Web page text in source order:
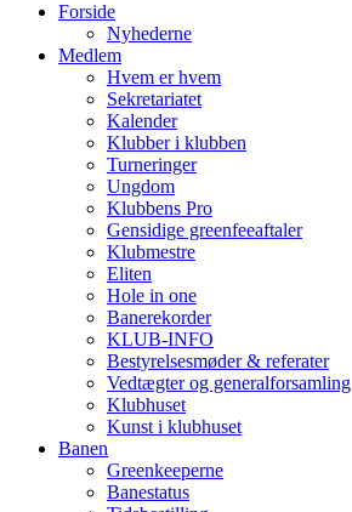
Forside
Nyhederne
Medlem
Hvem er hvem
Sekretariatet
Kalender
Klubber i klubben
Turneringer
Ungdom
Klubbens Pro
Gensidige greenfeeaftaler
Klubmestre
Eliten
Hole in one
Banerekorder
KLUB-INFO
Bestyrelsesmøder & referater
Vedtægter og generalforsamling
Klubhuset
Kunst i klubhuset
Banen
Greenkeeperne
Banestatus